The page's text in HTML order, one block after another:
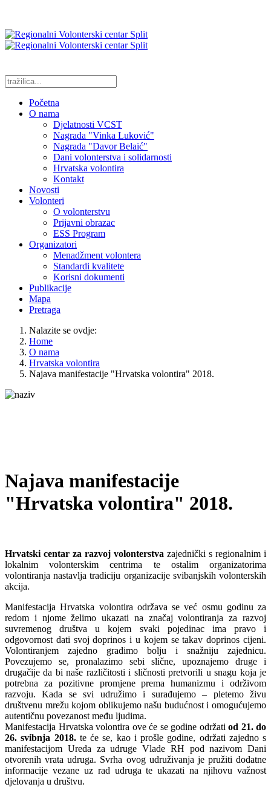
Početna
O nama
Djelatnosti VCST
Nagrada "Vinka Luković"
Nagrada "Davor Belaić"
Dani volonterstva i solidarnosti
Hrvatska volontira
Kontakt
Novosti
Volonteri
O volonterstvu
Prijavni obrazac
ESS Program
Organizatori
Menadžment volontera
Standardi kvalitete
Korisni dokumenti
Publikacije
Mapa
Pretraga
Nalazite se ovdje:
Home
O nama
Hrvatska volontira
Najava manifestacije "Hrvatska volontira" 2018.
Najava manifestacije
"Hrvatska volontira" 2018.
Hrvatski centar za razvoj volonterstva zajednički s regionalnim i
lokalnim volonterskim centrima te ostalim organizatorima
volontiranja nastavlja tradiciju organizacije svibanjskih volonterskih
akcija.
Manifestacija Hrvatska volontira održava se već osmu godinu za
redom i njome želimo ukazati na značaj volontiranja za razvoj
suvremenog društva u kojem svaki pojedinac ima pravo i
odgovornost dati svoj doprinos i u kojem se takav doprinos cijeni.
Volontiranjem zajedno gradimo bolju i snažniju zajednicu.
Povezujemo se, pronalazimo sebi slične, upoznajemo druge i
drugačije da bi naše različitosti i sličnosti pretvorili u snagu koja je
potrebna za pozitivne promjene prema humanizmu i održivom
razvoju. Kada se svi udružimo i surađujemo – pletemo živu
društvenu mrežu kojom oblikujemo našu budućnost i omogućujemo
autentičnu povezanost među ljudima.
Manifestacija Hrvatska volontira ove će se godine održati od 21. do
26. svibnja 2018.te će se, kao i prošle godine, održati zajedno s
manifestacijom Ureda za udruge Vlade RH pod nazivom Dani
otvorenih vrata udruga. Svrha ovog udruživanja je pružiti dodatne
informacije vezane uz rad udruga te ukazati na njihovu važnost
djelovanja u društvu.